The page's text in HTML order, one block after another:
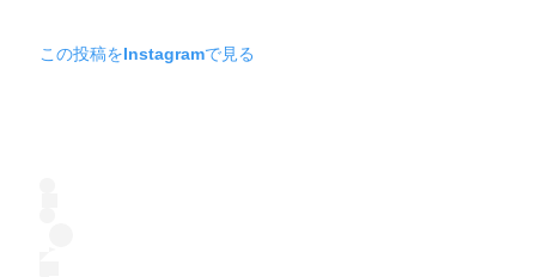
この投稿をInstagramで見る